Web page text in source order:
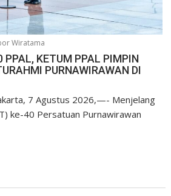
Wiratama
PPAL, KETUM PPAL PIMPIN
PURNAWIRAWAN DI
7 Agustus 2026,—- Menjelang
ke-40 Persatuan Purnawirawan